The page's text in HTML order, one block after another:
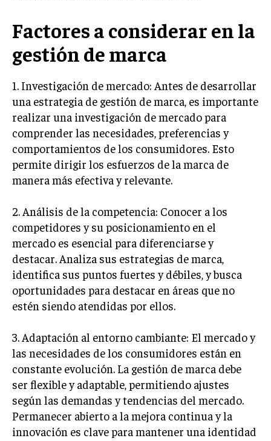
E-COMMERCE Y COMERCIO ELECTRÓNICO
ESTRATEGIAS DE PRICING Y GESTIÓN DE
PRECIOS
GESTIÓN DE CRISIS EMPRESARIALES
EMPRESAS Y STARTUPS TECNOLÓGICAS
GESTIÓN DE LA EXPERIENCIA DEL CLIENTE
MÁS
PROYECTOS
GESTIÓN DE PROYECTOS
SUMINISTRO
LOGÍSTICA EMPRESARIAL
CALIDAD Y MEJORA CONTINUA
TALENTOS
RECURSOS HUMANOS Y GESTIÓN DEL
TALENTO
COMPENSACIÓN Y BENEFICIOS
RECLUTAMIENTO Y SELECCIÓN
DESARROLLO DE PERSONAL
GESTIÓN DEL DESEMPEÑO
CULTURA Y CLIMA ORGANIZACIONAL
Factores a considerar en la
gestión de marca
1. Investigación de mercado: Antes de desarrollar
una estrategia de gestión de marca, es importante
realizar una investigación de mercado para
comprender las necesidades, preferencias y
comportamientos de los consumidores. Esto
permite dirigir los esfuerzos de la marca de
manera más efectiva y relevante.
2. Análisis de la competencia: Conocer a los
competidores y su posicionamiento en el
mercado es esencial para diferenciarse y
destacar. Analiza sus estrategias de marca,
identifica sus puntos fuertes y débiles, y busca
oportunidades para destacar en áreas que no
estén siendo atendidas por ellos.
3. Adaptación al entorno cambiante: El mercado y
las necesidades de los consumidores están en
constante evolución. La gestión de marca debe
ser flexible y adaptable, permitiendo ajustes
según las demandas y tendencias del mercado.
Permanecer abierto a la mejora continua y la
innovación es clave para mantener una identidad